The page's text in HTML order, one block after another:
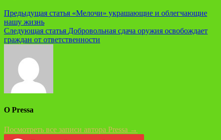
Навигация
по
записям
Предыдущая статья «Мелочи» украшающие и облегчающие
нашу жизнь
Следующая статья Добровольная сдача оружия освобождает
граждан от ответственности
О Pressa
Посмотреть все записи автора Pressa →